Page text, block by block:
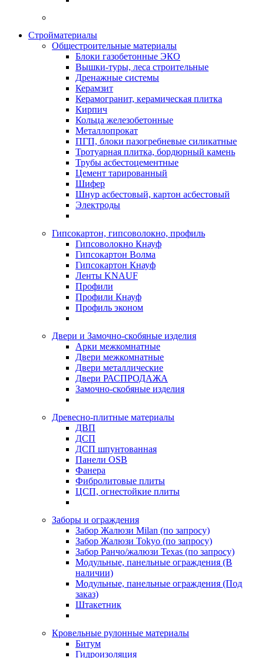
Стройматериалы
Oбщестроительные материалы
Блоки газобетонные ЭКО
Вышки-туры, леса строительные
Дренажные системы
Керамзит
Керамогранит, керамическая плитка
Кирпич
Кольца железобетонные
Металлопрокат
ПГП, блоки пазогребневые силикатные
Тротуарная плитка, бордюрный камень
Трубы асбестоцементные
Цемент тарированный
Шифер
Шнур асбестовый, картон асбестовый
Электроды
Гипсокартон, гипсоволокно, профиль
Гипсоволокно Кнауф
Гипсокартон Волма
Гипсокартон Кнауф
Ленты KNAUF
Профили
Профили Кнауф
Профиль эконом
Двери и Замочно-скобяные изделия
Арки межкомнатные
Двери межкомнатные
Двери металлические
Двери РАСПРОДАЖА
Замочно-скобяные изделия
Древесно-плитные материалы
ДВП
ДСП
ДСП шпунтованная
Панели OSB
Фанера
Фибролитовые плиты
ЦСП, огнестойкие плиты
Заборы и ограждения
Забор Жалюзи Milan (по запросу)
Забор Жалюзи Tokyo (по запросу)
Забор Ранчо/жалюзи Texas (по запросу)
Модульные, панельные ограждения (В
наличии)
Модульные, панельные ограждения (Под
заказ)
Штакетник
Кровельные рулонные материалы
Битум
Гидроизоляция